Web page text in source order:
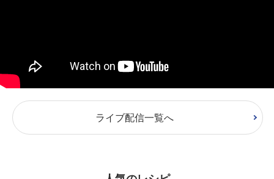
ライブ配信一覧へ